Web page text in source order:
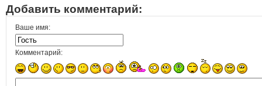
Добавить комментарий:
Ваше имя:
Комментарий: